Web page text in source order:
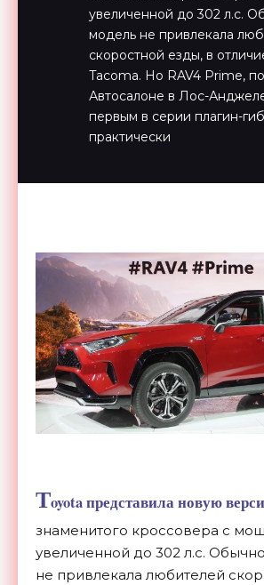
увеличенной до 302 л.с.
модель не привлекала
скоростной езды, в
Tacoma. Но RAV4 Prime,
Автосалоне в Лос-
первым в серии плагин-
практически
Toyotaпредставила новую
знаменитого кроссовера с
увеличенной до 302 л.с.
не привлекала любителей